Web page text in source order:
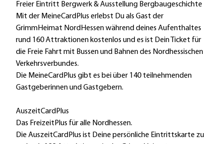
Freier Eintritt Bergwerk & Ausstellung Bergbaugeschichte
Mit der MeineCardPlus erlebst Du als Gast der
GrimmHeimat NordHessen während deines Aufenthaltes
rund 160 Attraktionen kostenlos und es ist Dein Ticket für
die Freie Fahrt mit Bussen und Bahnen des Nordhessischen
Verkehrsverbundes.
Die MeineCardPlus gibt es bei über 140 teilnehmenden
Gastgeberinnen und Gastgebern.
AuszeitCardPlus
Das FreizeitPlus für alle Nordhessen.
Die AuszeitCardPlus ist Deine persönliche Eintrittskarte zu